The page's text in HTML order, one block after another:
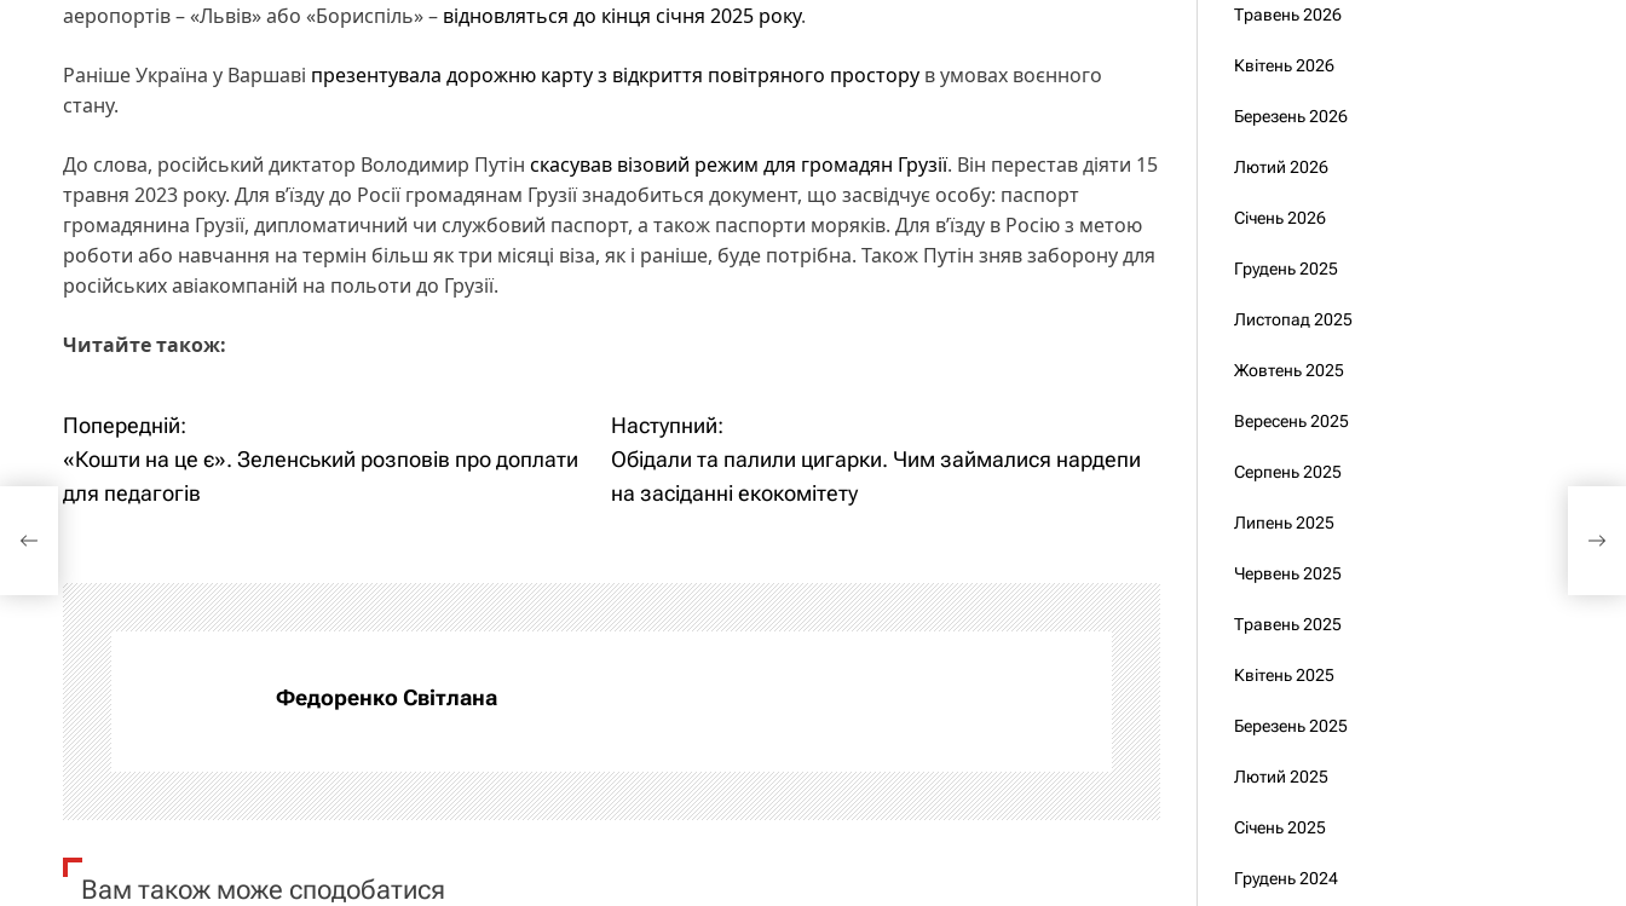
аеропортів – «Львів» або «Бориспіль» – відновляться до кінця січня 2025 року.
Раніше Україна у Варшаві презентувала дорожню карту з відкриття повітряного простору в умовах воєнного
стану.
До слова, російський диктатор Володимир Путін скасував візовий режим для громадян Грузії. Він перестав діяти 15
травня 2023 року. Для в’їзду до Росії громадянам Грузії знадобиться документ, що засвідчує особу: паспорт
громадянина Грузії, дипломатичний чи службовий паспорт, а також паспорти моряків. Для в’їзду в Росію з метою
роботи або навчання на термін більш як три місяці віза, як і раніше, буде потрібна. Також Путін зняв заборону для
російських авіакомпаній на польоти до Грузії.
Читайте також:
Н
а
і
г
а
ц
і
я
Попередній:
«Кошти на це є». Зеленський розповів про доплати
для педагогів
Наступний:
Обідали та палили цигарки. Чим займалися нардепи
на засіданні екокомітету
Федоренко Світлана
Вам також може сподобатися
Травень 2026
Квітень 2026
Березень 2026
Лютий 2026
Січень 2026
Грудень 2025
Листопад 2025
Жовтень 2025
Вересень 2025
Серпень 2025
Липень 2025
Червень 2025
Травень 2025
Квітень 2025
Березень 2025
Лютий 2025
Січень 2025
Грудень 2024